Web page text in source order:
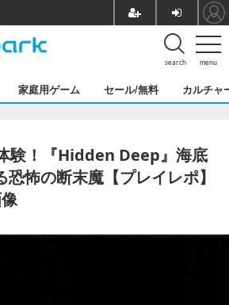
menu
search
家庭用ゲーム セール/無料 カルチャ
験！『Hidden Deep』海底
怖の断末魔【プレイレポ】